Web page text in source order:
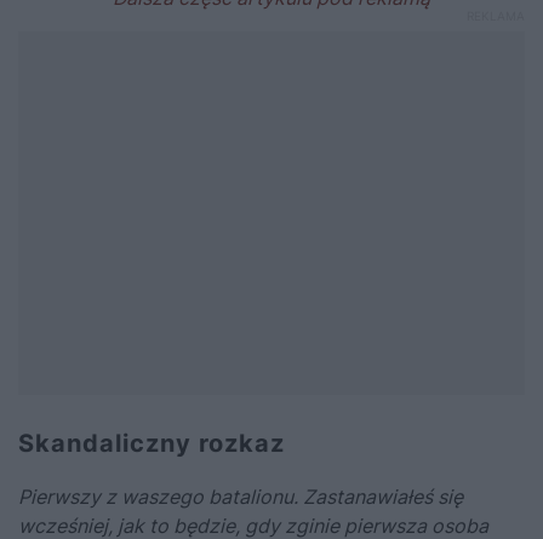
Skandaliczny rozkaz
Pierwszy z waszego batalionu. Zastanawiałeś się
wcześniej, jak to będzie, gdy zginie pierwsza osoba